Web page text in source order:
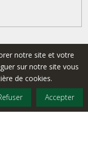
notre site et votre
sur notre site vous
de cookies.
Accepter